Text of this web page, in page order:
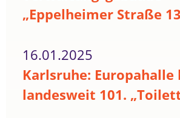
„Eppelheimer Straße
16.01.2025
Karlsruhe: Europahalle
landesweit 101.